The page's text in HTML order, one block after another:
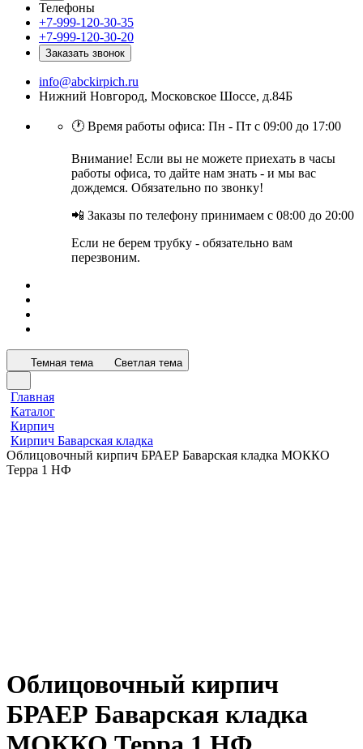
Телефоны
+7-999-120-30-35
+7-999-120-30-20
Заказать звонок
info@abckirpich.ru
Нижний Новгород, Московское Шоссе, д.84Б
🕐 Время работы офиса: Пн - Пт с 09:00 до 17:00
Внимание! Если вы не можете приехать в часы
работы офиса, то дайте нам знать - и мы вас
дождемся. Обязательно по звонку!
📲 Заказы по телефону принимаем с 08:00 до 20:00
Если не берем трубку - обязательно вам
перезвоним.
Темная тема Светлая тема
Главная
Каталог
Кирпич
Кирпич Баварская кладка
Облицовочный кирпич БРАЕР Баварская кладка МОККО
Терра 1 НФ
Облицовочный кирпич
БРАЕР Баварская кладка